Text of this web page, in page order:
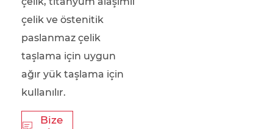
çelik ve östenitik
paslanmaz çelik
taşlama için uygun
ağır yük taşlama için
kullanılır.

Bize